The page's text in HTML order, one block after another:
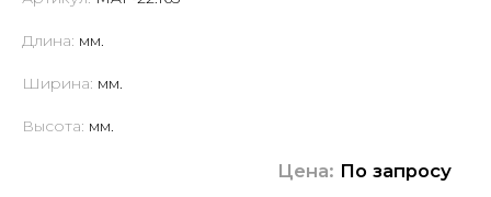
Длина: мм.
Ширина: мм.
Высота: мм.
Цена: По запросу